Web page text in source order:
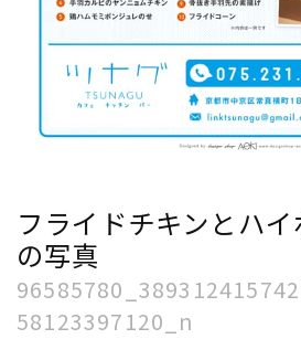
フライドチキンとハ
の写真
58123397120_n